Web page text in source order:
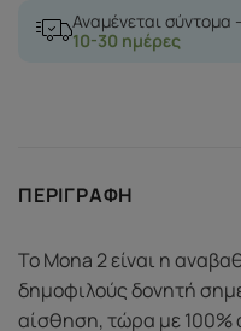
Αναμένεται σύντομα -
10-30 ημέρες
ΠΕΡΙΓΡΑΦΉ
Το Mona 2 είναι η
δημοφιλούς δονητή
αίσθηση, τώρα με 100%